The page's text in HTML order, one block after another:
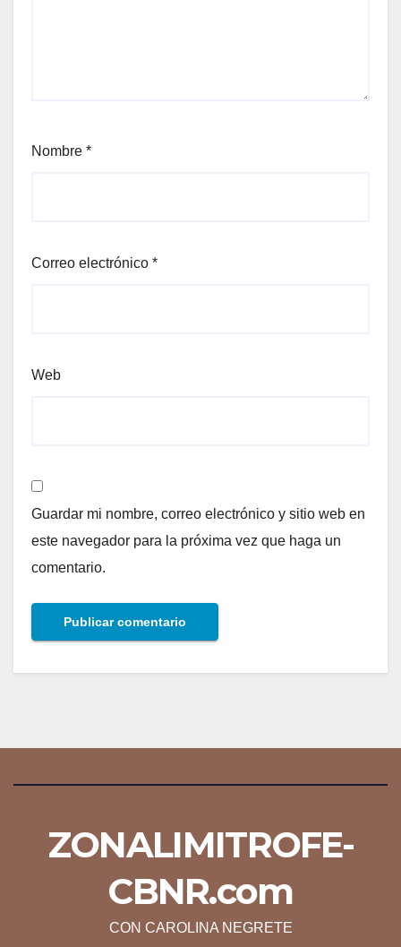
Nombre *
Correo electrónico *
Web
Guardar mi nombre, correo electrónico y sitio web en
este navegador para la próxima vez que haga un
comentario.
ZONALIMITROFE-
CBNR.com
CON CAROLINA NEGRETE